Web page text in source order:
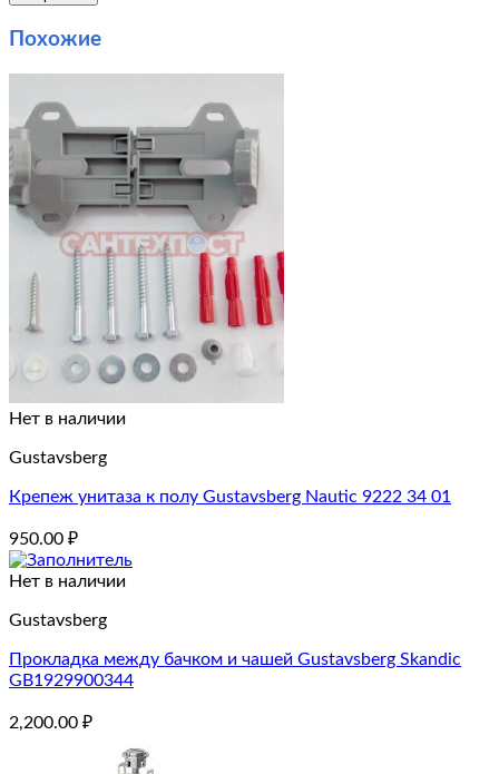
Похожие
Нет в наличии
Gustavsberg
Крепеж унитаза к полу Gustavsberg Nautic 9222 34 01
950.00 ₽
Нет в наличии
Gustavsberg
Прокладка между бачком и чашей Gustavsberg Skandic
GB1929900344
2,200.00 ₽